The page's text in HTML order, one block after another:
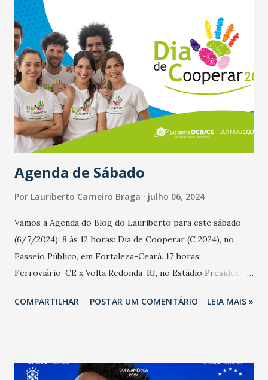
Agenda de Sábado
Por Lauriberto Carneiro Braga julho 06, 2024
Vamos a Agenda do Blog do Lauriberto para este sábado
(6/7/2024): 8 às 12 horas: Dia de Cooperar (C 2024), no
Passeio Público, em Fortaleza-Ceará. 17 horas:
Ferroviário-CE x Volta Redonda-RJ, no Estádio Presidente
Brasileirão 2024. 18 horas: Férias na Praia de Iracema (PI)
pelas Quartas-de-Final da Copa América 2024.
COMPARTILHAR POSTAR UM COMENTÁRIO LEIA MAIS »